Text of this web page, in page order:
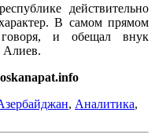
действительно
В самом прямом
и обещал внук
Алиев.
, Аналитика,